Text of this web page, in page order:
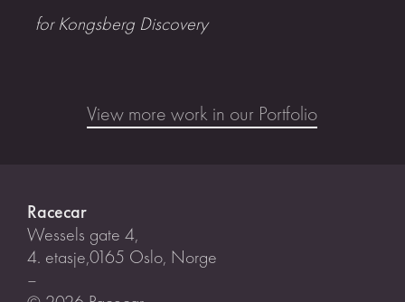
for Kongsberg Discovery
View more work in our Portfolio
Racecar
Wessels gate 4,
4. etasje,0165 Oslo, Norge
–